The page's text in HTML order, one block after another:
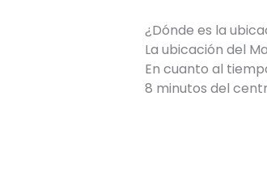
¿Dónde es la
La ubicación del
En cuanto al
8 minutos del